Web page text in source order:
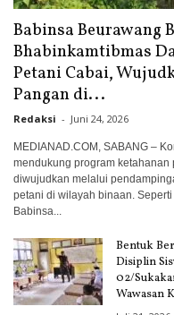
Babinsa Beurawang
Bhabinkamtibmas
Petani Cabai,
Pangan di...
Redaksi - Juni 24, 2026
MEDIANAD.COM, SABANG –
mendukung program ketahanan
diwujudkan melalui
petani di wilayah binaan.
Babinsa...
Bentuk
Disiplin
02/
Wawasan